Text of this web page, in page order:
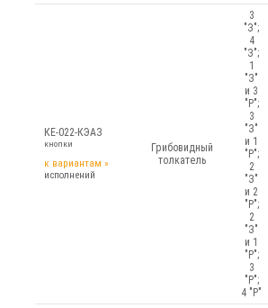
КЕ-022-КЭАЗ
кнопки
к вариантам »
исполнений
Грибовидный
толкатель
3
"З";
4
"З";
1
"З"
и 3
"Р";
3
"З"
и 1
"Р";
2
"З"
и 2
"Р";
2
"З"
и 1
"Р";
3
"Р";
4 "Р"